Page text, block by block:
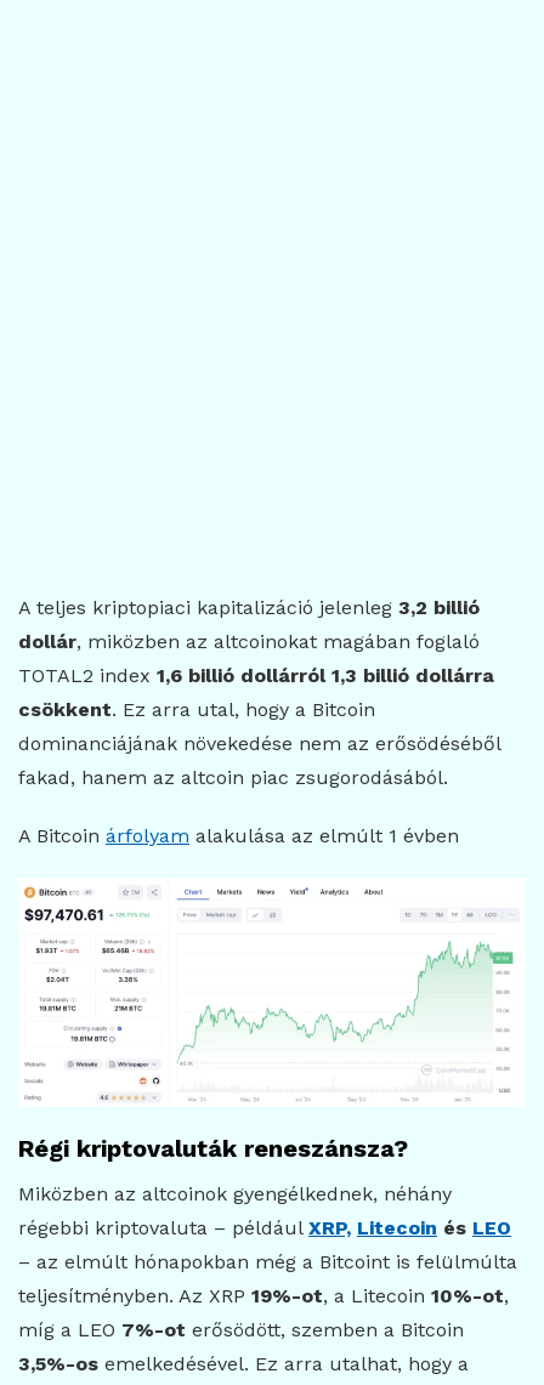
A teljes kriptopiaci kapitalizáció jelenleg 3,2 billió
dollár, miközben az altcoinokat magában foglaló
TOTAL2 index 1,6 billió dollárról 1,3 billió dollárra
csökkent. Ez arra utal, hogy a Bitcoin
dominanciájának növekedése nem az erősödéséből
fakad, hanem az altcoin piac zsugorodásából.
A Bitcoin árfolyam alakulása az elmúlt 1 évben
Régi kriptovaluták reneszánsza?
Miközben az altcoinok gyengélkednek, néhány
régebbi kriptovaluta – például XRP, Litecoin és LEO
– az elmúlt hónapokban még a Bitcoint is felülmúlta
teljesítményben. Az XRP 19%-ot, a Litecoin 10%-ot,
míg a LEO 7%-ot erősödött, szemben a Bitcoin
3,5%-os emelkedésével. Ez arra utalhat, hogy a